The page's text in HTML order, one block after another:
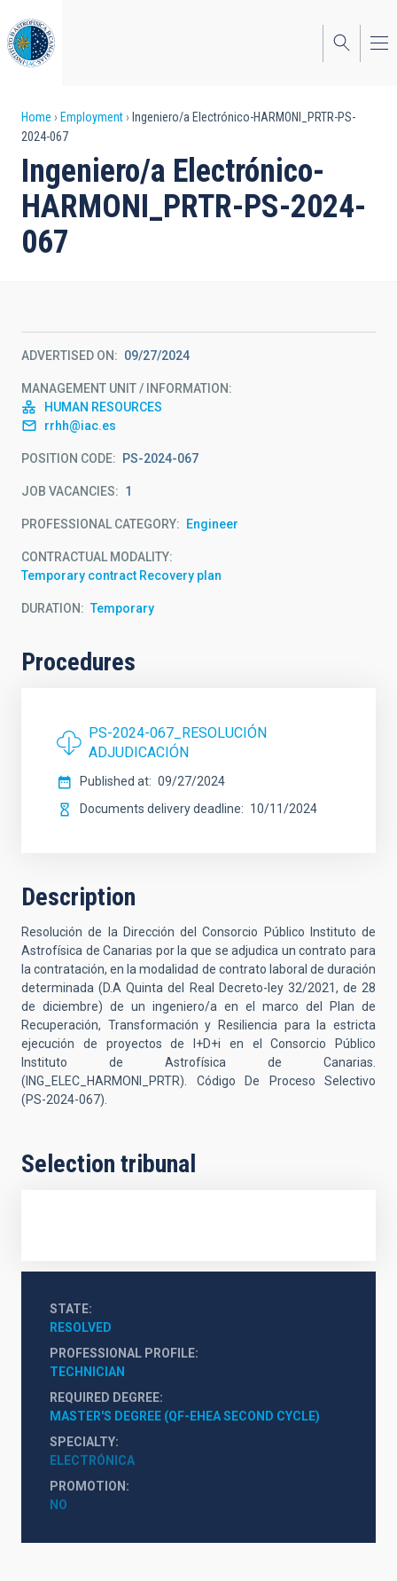
to
main
content
Breadcrumb
Home Employment
Ingeniero/a Electrónico-HARMONI_PRTR-PS-
2024-067
Ingeniero/a Electrónico-
HARMONI_PRTR-PS-2024-
067
ADVERTISED ON 09/27/2024
MANAGEMENT UNIT / INFORMATION
HUMAN RESOURCES
rrhh@iac.es
POSITION CODE PS-2024-067
JOB VACANCIES 1
PROFESSIONAL CATEGORY Engineer
CONTRACTUAL MODALITY
Temporary contract Recovery plan
DURATION Temporary
Procedures
PS-2024-067_RESOLUCIÓN
ADJUDICACIÓN
Published at
09/27/2024
Documents delivery deadline
10/11/2024
Description
Resolución de la Dirección del Consorcio Público Instituto de
Astrofísica de Canarias por la que se adjudica un contrato para
la contratación, en la modalidad de contrato laboral de duración
determinada (D.A Quinta del Real Decreto-ley 32/2021, de 28
de diciembre) de un ingeniero/a en el marco del Plan de
Recuperación, Transformación y Resiliencia para la estricta
ejecución de proyectos de I+D+i en el Consorcio Público
Instituto de Astrofísica de Canarias.
(ING_ELEC_HARMONI_PRTR). Código De Proceso Selectivo
(PS-2024-067).
Selection tribunal
STATE
RESOLVED
PROFESSIONAL PROFILE
TECHNICIAN
REQUIRED DEGREE
MASTER'S DEGREE (QF-EHEA SECOND CYCLE)
SPECIALTY
ELECTRÓNICA
PROMOTION
NO